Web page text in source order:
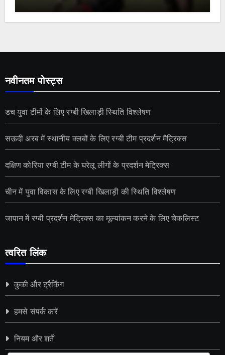
नवीनतम पोस्ट्स
डच युवा टीमों के लिए रग्बी खिलाड़ी स्थिति विश्लेषण
सऊदी अरब में स्थानीय क्लबों के लिए रग्बी टीम प्रदर्शन मैट्रिक्स
दक्षिण कोरिया रग्बी टीम के घरेलू लीगों के प्रदर्शन मेट्रिक्स
चीन में युवा विकास के लिए रग्बी खिलाड़ी की स्थिति विश्लेषण
जापान में रग्बी प्रदर्शन मेट्रिक्स का मूल्यांकन करने के लिए चेकलिस्ट
त्वरित लिंक
कुकी और ट्रैकिंग
हमसे संपर्क करें
नियम और शर्तें